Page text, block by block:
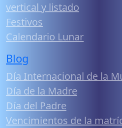
vertical y listado
Festivos
Calendario Lunar
Blog
Día Internacional de la
Día de la Madre
Día del Padre
Vencimientos de la